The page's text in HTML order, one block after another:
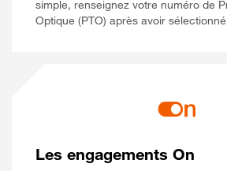
simple, renseignez votre numéro de
Optique (PTO) après avoir
Les engagements On